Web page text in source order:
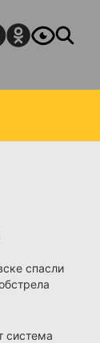
спасли
система